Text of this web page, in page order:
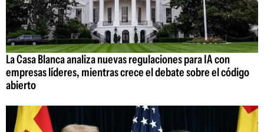
La Casa Blanca analiza nuevas regulaciones para IA con
empresas líderes, mientras crece el debate sobre el código
abierto